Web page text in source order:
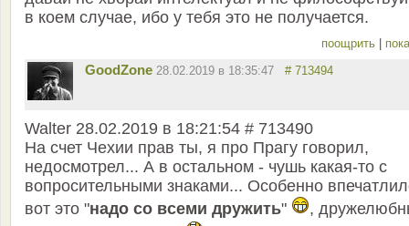
в коем случае, ибо у тебя это не получается.
поощрить
GoodZone 28.02.2019 в 18:35:47 # 713494
Walter 28.02.2019 в 18:21:54 # 713490
На счет Чехии прав ты, я про Прагу говорил,
недосмотрел... А в остальном - чушь какая-то с
вопросительными знаками... Особенно
вот это "надо со всеми дружить"
,